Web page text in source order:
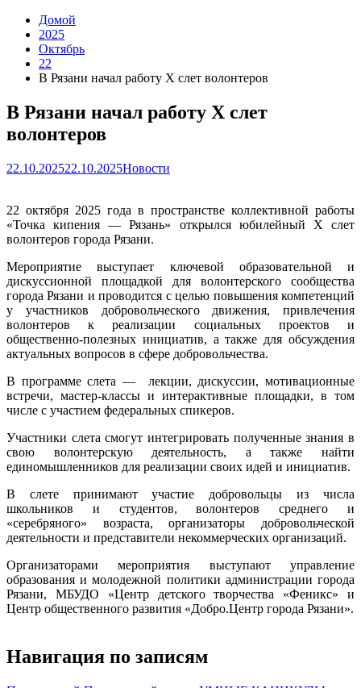
Домой
2025
Октябрь
22
В Рязани начал работу X слет волонтеров
В Рязани начал работу X слет
волонтеров
22.10.202522.10.2025Новости
22 октября 2025 года в пространстве коллективной работы
«Точка кипения — Рязань» открылся юбилейный X слет
волонтеров города Рязани.
Мероприятие выступает ключевой образовательной и
дискуссионной площадкой для волонтерского сообщества
города Рязани и проводится с целью повышения компетенций
у участников добровольческого движения, привлечения
волонтеров к реализации социальных проектов и
общественно-полезных инициатив, а также для обсуждения
актуальных вопросов в сфере добровольчества.
В программе слета — лекции, дискуссии, мотивационные
встречи, мастер-классы и интерактивные площадки, в том
числе с участием федеральных спикеров.
Участники слета смогут интегрировать полученные знания в
свою волонтерскую деятельность, а также найти
единомышленников для реализации своих идей и инициатив.
В слете принимают участие добровольцы из числа
школьников и студентов, волонтеров среднего и
«серебряного» возраста, организаторы добровольческой
деятельности и представители некоммерческих организаций.
Организаторами мероприятия выступают управление
образования и молодежной политики администрации города
Рязани, МБУДО «Центр детского творчества «Феникс» и
Центр общественного развития «Добро.Центр города Рязани».
Навигация по записям